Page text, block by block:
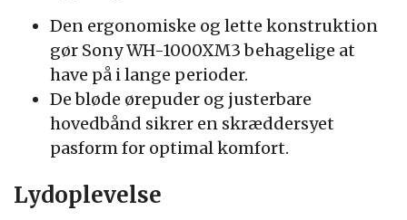
Den ergonomiske og lette konstruktion
gør Sony WH-1000XM3 behagelige at
have på i lange perioder.
De bløde ørepuder og justerbare
hovedbånd sikrer en skræddersyet
pasform for optimal komfort.
Lydoplevelse